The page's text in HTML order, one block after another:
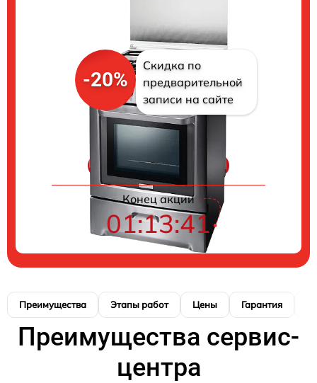
-20%
Скидка по
предварительной
записи на сайте
Цены на ремонт
Конец акции
01:13:40
Преимущества Этапы работ Цены Гарантия
Преимущества сервис-
центра